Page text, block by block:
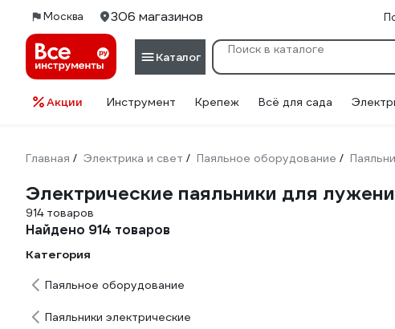
Москва 306 магазинов
Каталог
Акции Инструмент Крепеж Всё для сада
Главная / Электрика и свет / Паяльное оборудование /
Электрические паяльники для
914 товаров
Найдено 914 товаров
Категория
Паяльное оборудование
Паяльники электрические